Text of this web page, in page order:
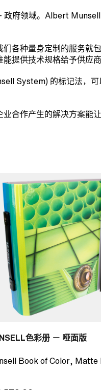
府领域。Albert
各种量身定制的服务就
提供技术规格给予供应
System) 的标记法，
合作产生的解决方案能
色彩册 － 哑面版
Book of Color, Matte